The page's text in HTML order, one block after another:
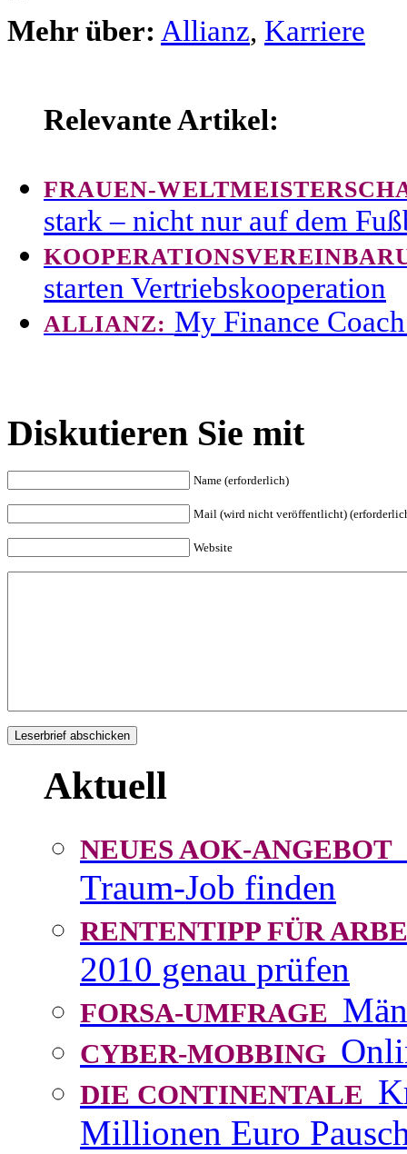
Mehr über: Allianz, Karriere
Relevante Artikel:
FRAUEN-
stark – nicht nur auf dem
starten Vertriebskooperation
ALLIANZ: My Finance
Diskutieren Sie mit
Name (erforderlich)
Mail (wird nicht veröffentlicht)
Website
Aktuell
NEUES AOK-ANGEBOT
Traum-Job finden
RENTENTIPP FÜR
2010 genau prüfen
FORSA-UMFRAGE
CYBER-MOBBING
DIE CONTINENTALE
Millionen Euro